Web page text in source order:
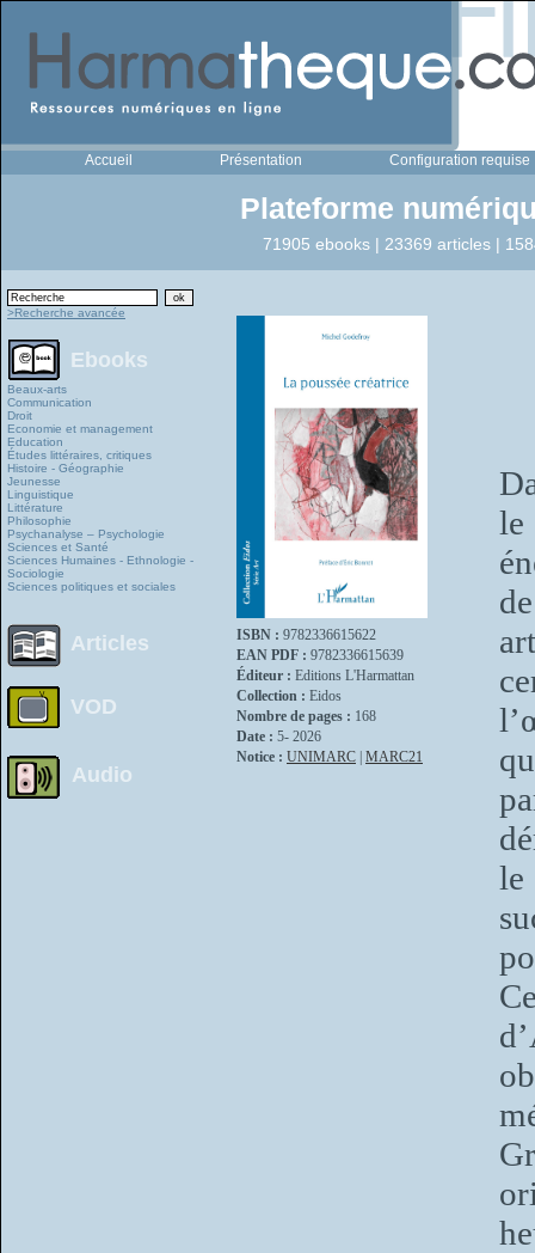
Accueil Présentation Configuration requise
Plateforme
71905 ebooks | 23369 articles |
>Recherche avancée
Ebooks
Beaux-arts
Communication
Droit
Economie et management
Education
Études littéraires, critiques
Histoire - Géographie
Jeunesse
Linguistique
Littérature
Philosophie
Psychanalyse – Psychologie
Sciences et Santé
Sciences Humaines - Ethnologie -
Sociologie
Sciences politiques et sociales
Articles
VOD
Audio
ISBN : 9782336615622
EAN PDF : 9782336615639
Éditeur : Editions L'Harmattan
Collection : Eidos
Nombre de pages : 168
Date : 5- 2026
Notice : UNIMARC MARC21
le
le